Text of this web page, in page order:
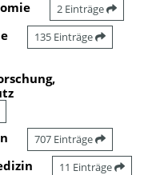
2 Einträge
135 Einträge
707 Einträge
11 Einträge